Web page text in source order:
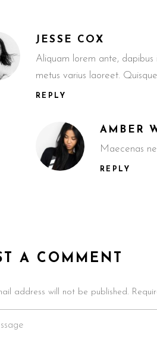
JESSE COX
Aliquam lorem ante, dapibus
metus varius laoreet.
REPLY
AMBER
Maecenas
REPLY
A COMMENT
address will not be published.